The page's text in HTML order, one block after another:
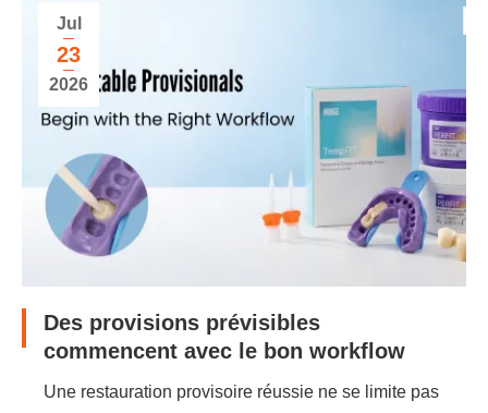
Jul
23
2026
Des provisions prévisibles
commencent avec le bon workflow
Une restauration provisoire réussie ne se limite pas